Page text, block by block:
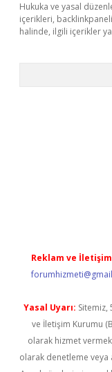
Hukuka ve yasal
içerikleri,
halinde, ilgili içerikler
Reklam ve
Yasal Uyarı: Sitemiz,
ve İletişim Kurumu
olarak hizmet
olarak denetleme veya